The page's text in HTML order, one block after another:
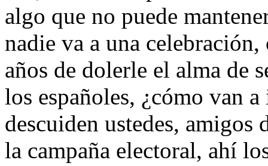
algo que no puede
nadie va a una
años de dolerle el alma de
los españoles, ¿cómo van
descuiden ustedes, amigos
la campaña electoral, ahí